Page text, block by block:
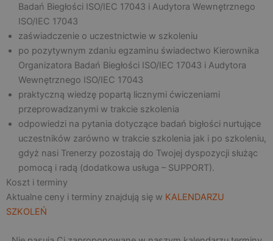
Badań Biegłości ISO/IEC 17043 i Audytora Wewnętrznego
ISO/IEC 17043
zaświadczenie o uczestnictwie w szkoleniu
po pozytywnym zdaniu egzaminu świadectwo Kierownika
Organizatora Badań Biegłości ISO/IEC 17043 i Audytora
Wewnętrznego ISO/IEC 17043
praktyczną wiedzę popartą licznymi ćwiczeniami
przeprowadzanymi w trakcie szkolenia
odpowiedzi na pytania dotyczące badań bigłości nurtujące
uczestników zarówno w trakcie szkolenia jak i po szkoleniu,
gdyż nasi Trenerzy pozostają do Twojej dyspozycji służąc
pomocą i radą (dodatkowa usługa – SUPPORT).
Koszt i terminy
Aktualne ceny i terminy znajdują się w KALENDARZU
SZKOLEŃ